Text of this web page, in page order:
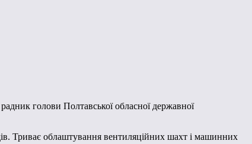
голови Полтавської обласної державної
Триває облаштування вентиляційних шахт і машинних